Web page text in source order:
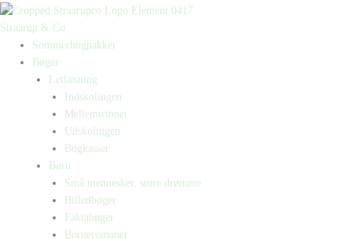
Straarup & Co
Sommerbogpakker
Bøger
Letlæsning
Indskolingen
Mellemtrinnet
Udskolingen
Bogkasser
Børn
Små mennesker, store drømme
Billedbøger
Faktabøger
Børneromaner